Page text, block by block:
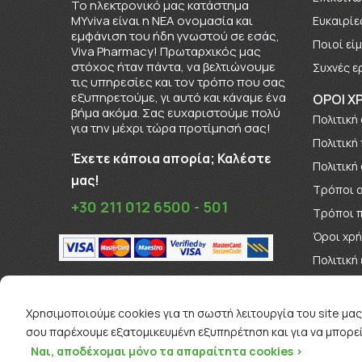
To ηλεκτρονικό μας κατάστημα
MYviva είναι η ΝΕΑ ονομασία και
εμφάνιση του ήδη γνωστού σε εσάς,
Viva Pharmacy! Πρωταρχικός μας
στόχος ήταν πάντα, να βελτιώνουμε
τις υπηρεσίες και τον τρόπο που σας
εξυπηρετούμε, γι αυτό και κάναμε ένα
βήμα ακόμα. Σας ευχαριστούμε πολύ
για την μέχρι τώρα προτίμησή σας!
Έχετε κάποια απορία; Καλέστε
μας!
+30 211 012 6500 - 501
Πoιοί
Συχνές
ΟΡΟΙ
Τρόποι
Τρόποι
Όροι
Χρησιμοποιούμε cookies για τη σωστή λειτουργία του site
σου παρέχουμε εξατομικευμένη εξυπηρέτηση και για να
Ναι, αποδέχομαι μόνο τα απαραίτητα cookies >